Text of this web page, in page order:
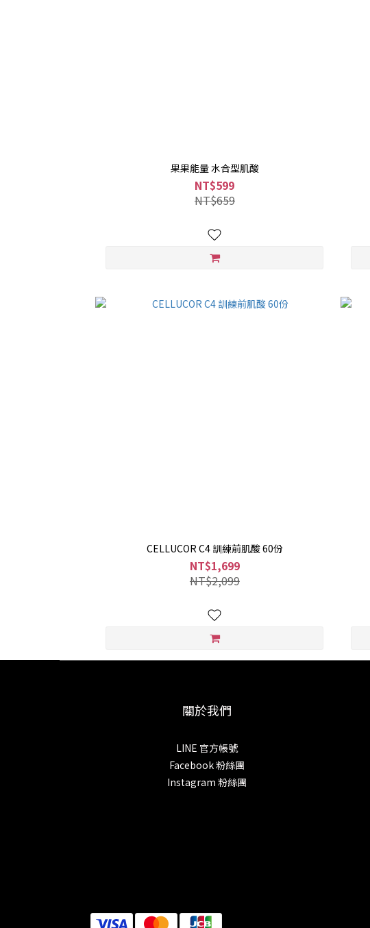
果果能量 水合型肌酸
NT$599
NT$659
CELLUCOR C4 訓練前肌酸 60份
NT$1,699
NT$2,099
關於我們
LINE 官方帳號
Facebook 粉絲團
Instagram 粉絲團